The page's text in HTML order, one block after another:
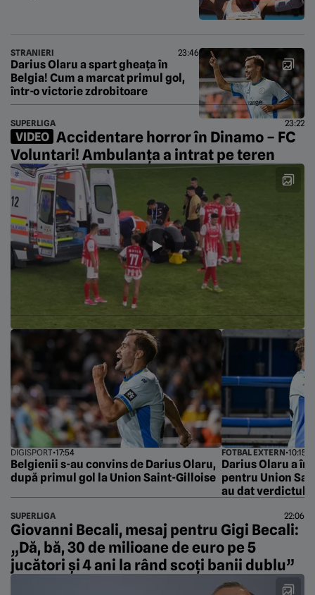
STRANIERI 23:46
Darius Olaru a spart gheața în
Belgia! Cum a marcat primul gol,
într-o victorie zdrobitoare
SUPERLIGA 23:22
VIDEO Accidentare horror în Dinamo – FC
Voluntari! Ambulanța a intrat pe teren
DIGISPORT•17:54
Belgienii s-au convins de Darius Olaru,
după primul gol la Union Saint-Gilloise
FOTBAL EXTERN•10:15
Darius Olaru a
pentru Union
au dat verdictul
SUPERLIGA 22:06
Giovanni Becali, mesaj pentru Gigi Becali:
„Dă, bă, 30 de milioane de euro pe 5
jucători și 4 ani la rând scoți banii dublu”